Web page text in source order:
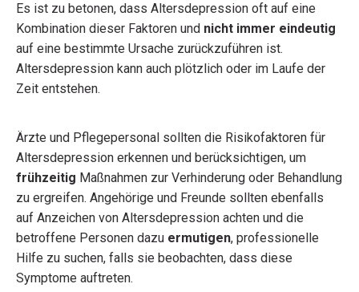
Es ist zu betonen, dass Altersdepression oft auf eine
Kombination dieser Faktoren und nicht immer eindeutig
auf eine bestimmte Ursache zurückzuführen ist.
Altersdepression kann auch plötzlich oder im Laufe der
Zeit entstehen.
Ärzte und Pflegepersonal sollten die Risikofaktoren für
Altersdepression erkennen und berücksichtigen, um
frühzeitig Maßnahmen zur Verhinderung oder Behandlung
zu ergreifen. Angehörige und Freunde sollten ebenfalls
auf Anzeichen von Altersdepression achten und die
betroffene Personen dazu ermutigen, professionelle
Hilfe zu suchen, falls sie beobachten, dass diese
Symptome auftreten.